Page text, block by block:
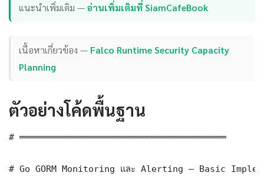
แนะนำเพิ่มเติม —อ่านเพิ่มเติมที่ SiamCafeBook
เนื้อหาเกี่ยวข้อง — Falco Runtime Security Capacity
Planning
ตัวอย่างโค้ดพื้นฐาน
# ═══════════════════════════════════════
# Go GORM Monitoring และ Alerting — Basic